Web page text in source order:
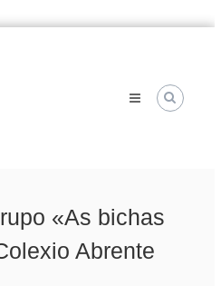
«As bichas
Abrente